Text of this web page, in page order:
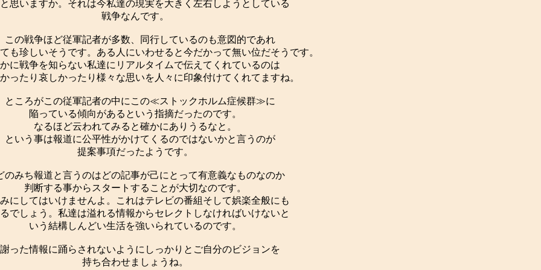
思いますか。それは今私達の現実を大きく左右しようとしている
戦争なんです。
の戦争ほど従軍記者が多数、同行しているのも意図的であれ
も珍しいそうです。ある人にいわせると今だかって無い位だそうです。
に戦争を知らない私達にリアルタイムで伝えてくれているのは
ったり哀しかったり様々な思いを人々に印象付けてくれてますね。
ころがこの従軍記者の中にこの≪ストックホルム症候群≫に
陥っている傾向があるという指摘だったのです。
なるほど云われてみると確かにありうるなと。
いう事は報道に公平性がかけてくるのではないかと言うのが
提案事項だったようです。
みち報道と言うのはどの記事が己にとって有意義なものなのか
判断する事からスタートすることが大切なのです。
にしてはいけませんよ。これはテレビの番組そして娯楽全般にも
でしょう。私達は溢れる情報からセレクトしなければいけないと
いう結構しんどい生活を強いられているのです。
た情報に踊らされないようにしっかりとご自分のビジョンを
持ち合わせましょうね。